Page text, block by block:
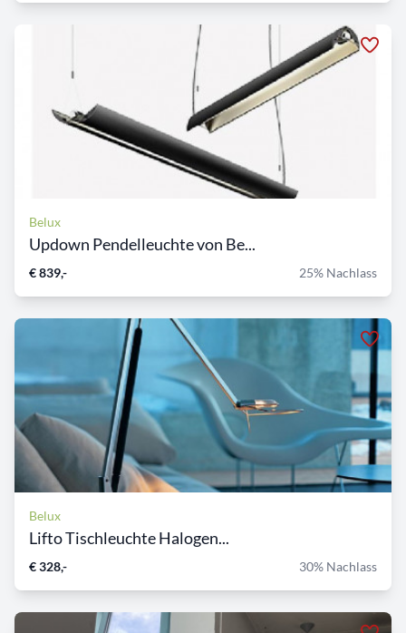
Belux
Updown Pendelleuchte von Be...
€ 839,- 25% Nachlass
Belux
Lifto Tischleuchte Halogen...
€ 328,- 30% Nachlass